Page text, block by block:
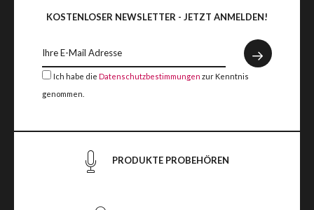
KOSTENLOSER NEWSLETTER - JETZT ANMELDEN!
Ich habe die Datenschutzbestimmungen zur Kenntnis
genommen.
PRODUKTE PROBEHÖREN